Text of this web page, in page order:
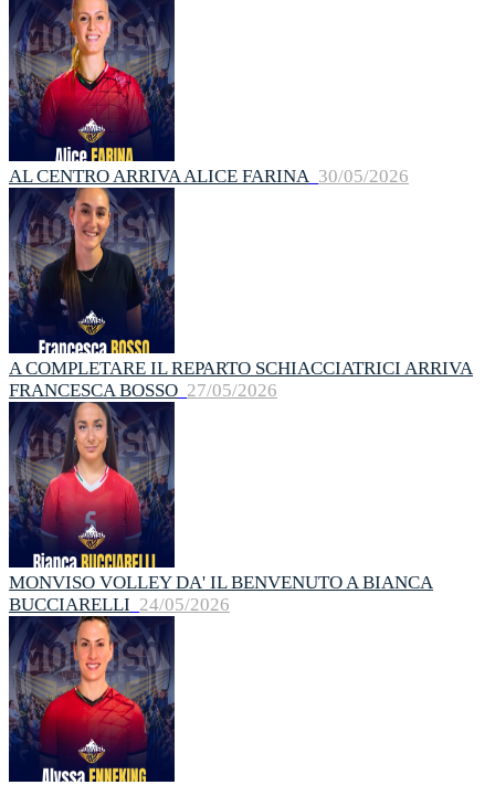
AL CENTRO ARRIVA ALICE FARINA 30/05/2026
A COMPLETARE IL REPARTO SCHIACCIATRICI ARRIVA
FRANCESCA BOSSO 27/05/2026
MONVISO VOLLEY DA' IL BENVENUTO A BIANCA
BUCCIARELLI 24/05/2026